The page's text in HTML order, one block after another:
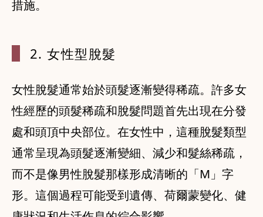
措施。
2. 女性型脫髮
女性脫髮通常始於頭髮逐漸變得稀疏。許多女
性經歷的頭髮稀疏和脫髮問題首先出現在分發
處和頭頂中央部位。在女性中，這種脫髮類型
通常呈現為頭髮逐漸變細、減少和髮絲稀疏，
而不是像男性脫髮那樣形成清晰的「M」字
形。這個過程可能受到遺傳、荷爾蒙變化、健